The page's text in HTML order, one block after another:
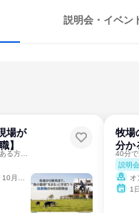
説明会・イベン
場が
】
・12月
牧場
分か
説明
オ
1日